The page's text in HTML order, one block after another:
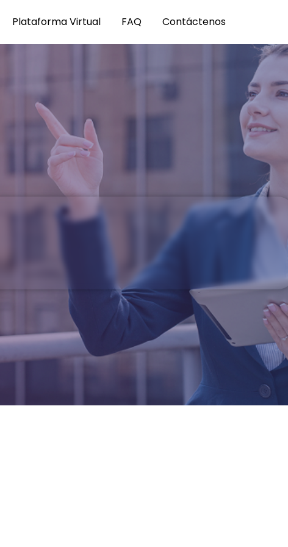
Plataforma Virtual FAQ Contáctenos